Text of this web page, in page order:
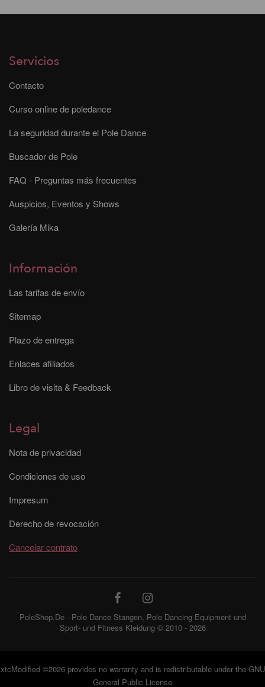
Servicios
Contacto
Curso online de poledance
La seguridad durante el Pole Dance
Buscador de Pole
FAQ - Preguntas más frecuentes
Auspicios, Eventos y Shows
Galería Mika
Información
Las tarifas de envío
Sitemap
Plazo de entrega
Enlaces afiliados
Libro de visita & Feedback
Legal
Nota de privacidad
Condiciones de uso
Impresum
Derecho de revocación
Cancelar contrato
PoleShop.De - Pole Dance Stangen, Pole Dancing Equipment und
Sport- und Fitness Kleidung © 2010 - 2026
xtcModified©2026 provides no warranty and is redistributable under the GNU
General Public License